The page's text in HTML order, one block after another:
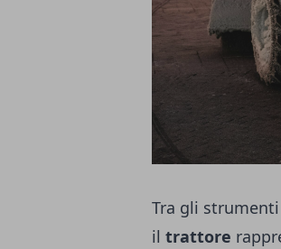
Tra gli
il trattore